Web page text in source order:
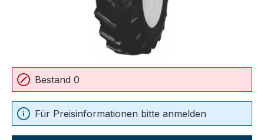
Bestand 0
Für Preisinformationen bitte anmelden